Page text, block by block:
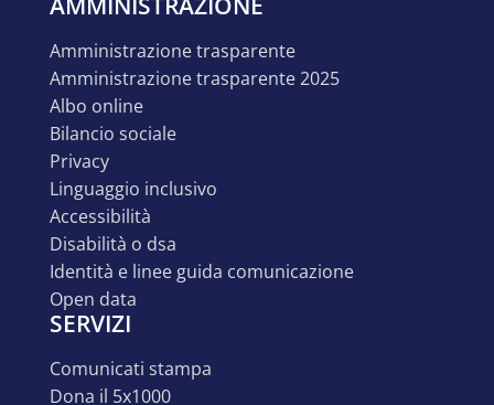
amministrazione trasparente
amministrazione trasparente 2025
albo online
bilancio sociale
privacy
linguaggio inclusivo
accessibilità
disabilità o dsa
identità e linee guida comunicazione
open data
SERVIZI
comunicati stampa
dona il 5x1000